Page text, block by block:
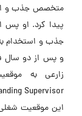
و پس از دو سال
این موقعیت